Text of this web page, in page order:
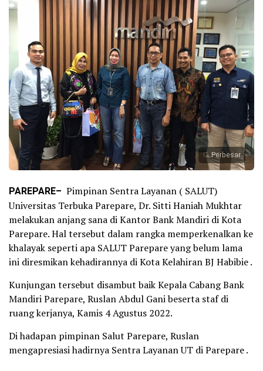
Perbesar
PAREPARE– Pimpinan Sentra Layanan ( SALUT)
Universitas Terbuka Parepare, Dr. Sitti Haniah Mukhtar
melakukan anjang sana di Kantor Bank Mandiri di Kota
Parepare. Hal tersebut dalam rangka memperkenalkan ke
khalayak seperti apa SALUT Parepare yang belum lama
ini diresmikan kehadirannya di Kota Kelahiran BJ Habibie .
Kunjungan tersebut disambut baik Kepala Cabang Bank
Mandiri Parepare, Ruslan Abdul Gani beserta staf di
ruang kerjanya, Kamis 4 Agustus 2022.
Di hadapan pimpinan Salut Parepare, Ruslan
mengapresiasi hadirnya Sentra Layanan UT di Parepare .